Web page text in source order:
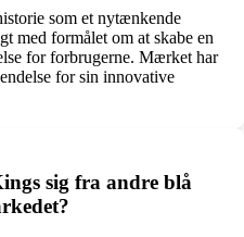
som et nytænkende
med formålet om at skabe en
for forbrugerne. Mærket har
for sin innovative
sig fra andre blå